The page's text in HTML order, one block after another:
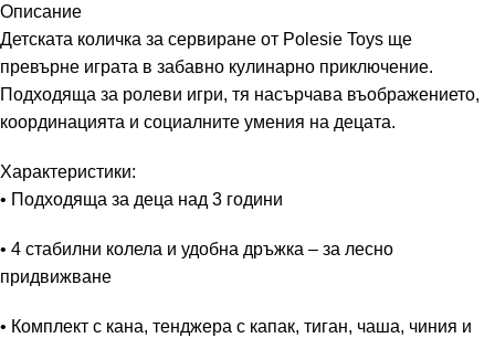
Описание
Детската количка за сервиране от Polesie Toys ще
превърне играта в забавно кулинарно приключение.
Подходяща за ролеви игри, тя насърчава въображението,
координацията и социалните умения на децата.
Характеристики:
• Подходяща за деца над 3 години
• 4 стабилни колела и удобна дръжка – за лесно
придвижване
• Комплект с кана, тенджера с капак, тиган, чаша, чиния и